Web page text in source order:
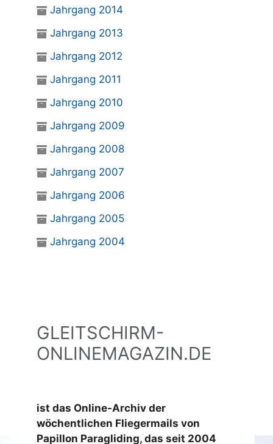
Jahrgang 2014
Jahrgang 2013
Jahrgang 2012
Jahrgang 2011
Jahrgang 2010
Jahrgang 2009
Jahrgang 2008
Jahrgang 2007
Jahrgang 2006
Jahrgang 2005
Jahrgang 2004
GLEITSCHIRM-
ONLINEMAGAZIN.DE
ist das Online-Archiv der
wöchentlichen Fliegermails von
Papillon Paragliding, das seit 2004